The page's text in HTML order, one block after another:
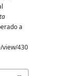
a
view/430